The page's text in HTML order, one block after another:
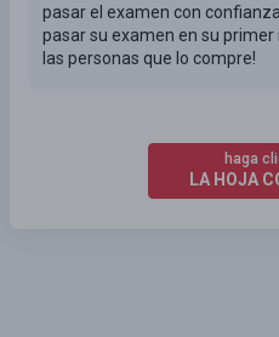
pasar el examen con
pasar su examen en su
las personas que lo compre!
haga
LA HOJA